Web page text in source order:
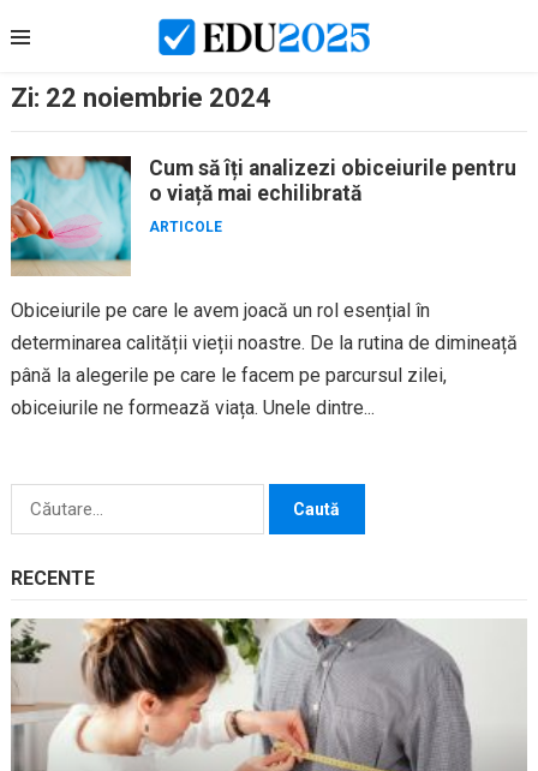
to
Zi: 22 noiembrie 2024
Cum să îți analizezi obiceiurile pentru
o viață mai echilibrată
ARTICOLE
Obiceiurile pe care le avem joacă un rol esențial în
determinarea calității vieții noastre. De la rutina de dimineață
până la alegerile pe care le facem pe parcursul zilei,
obiceiurile ne formează viața. Unele dintre...
Caută
RECENTE